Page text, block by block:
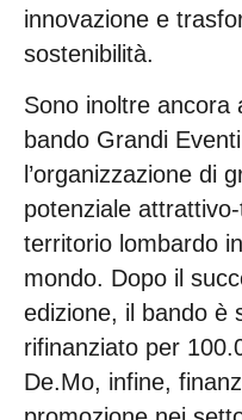
innovazione e
sostenibilità.
Sono inoltre ancora
bando Grandi
l’organizzazione di
potenziale
territorio lombardo
mondo. Dopo il
edizione, il bando è
rifinanziato per
De.Mo, infine,